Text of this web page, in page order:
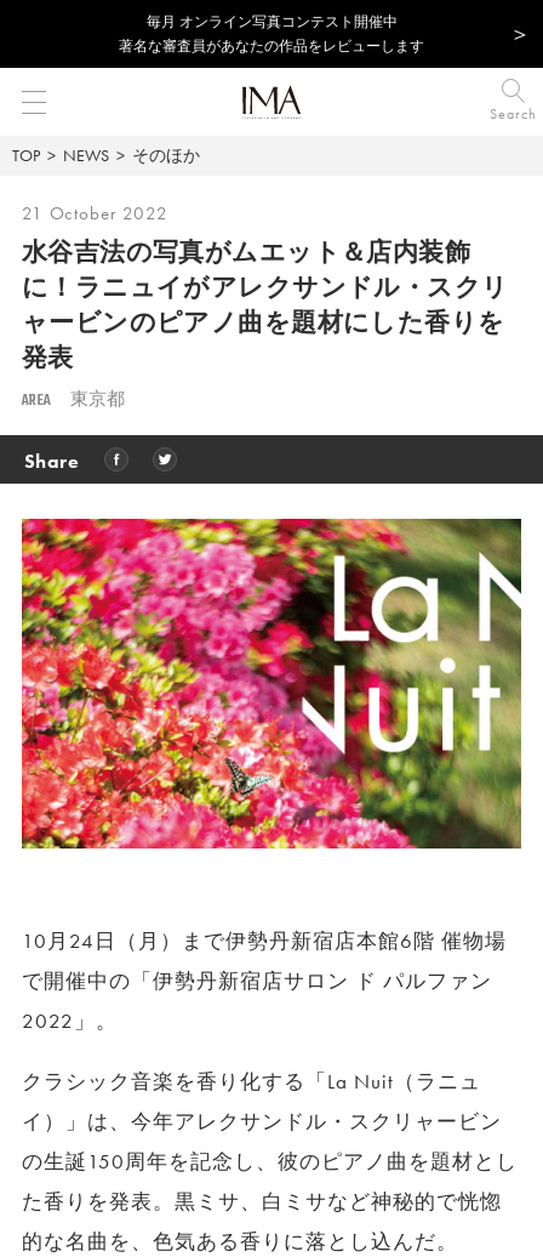
毎⽉ オンライン写真コンテスト開催中
著名な審査員があなたの作品をレビューします
Search
TOP NEWS そのほか
21 October 2022
水谷吉法の写真がムエット＆店内装飾
に！ラニュイがアレクサンドル・スクリ
ャービンのピアノ曲を題材にした香りを
発表
AREA 東京都
Share
10月24日（月）まで伊勢丹新宿店本館6階 催物場
で開催中の「伊勢丹新宿店サロン ド パルファン
2022」。
クラシック音楽を香り化する「La Nuit（ラニュ
イ）」は、今年アレクサンドル・スクリャービン
の生誕150周年を記念し、彼のピアノ曲を題材とし
た香りを発表。黒ミサ、白ミサなど神秘的で恍惚
的な名曲を、色気ある香りに落とし込んだ。